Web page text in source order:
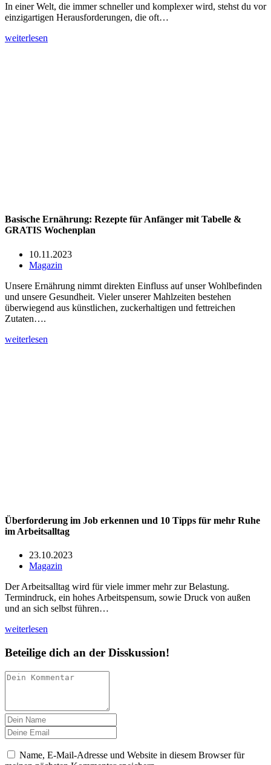
In einer Welt, die immer schneller und komplexer wird, stehst du vor
einzigartigen Herausforderungen, die oft…
weiterlesen
Basische Ernährung: Rezepte für Anfänger mit Tabelle &
GRATIS Wochenplan
10.11.2023
Magazin
Unsere Ernährung nimmt direkten Einfluss auf unser Wohlbefinden
und unsere Gesundheit. Vieler unserer Mahlzeiten bestehen
überwiegend aus künstlichen, zuckerhaltigen und fettreichen
Zutaten….
weiterlesen
Überforderung im Job erkennen und 10 Tipps für mehr Ruhe
im Arbeitsalltag
23.10.2023
Magazin
Der Arbeitsalltag wird für viele immer mehr zur Belastung.
Termindruck, ein hohes Arbeitspensum, sowie Druck von außen
und an sich selbst führen…
weiterlesen
Beteilige dich an der Disskussion!
Name, E-Mail-Adresse und Website in diesem Browser für